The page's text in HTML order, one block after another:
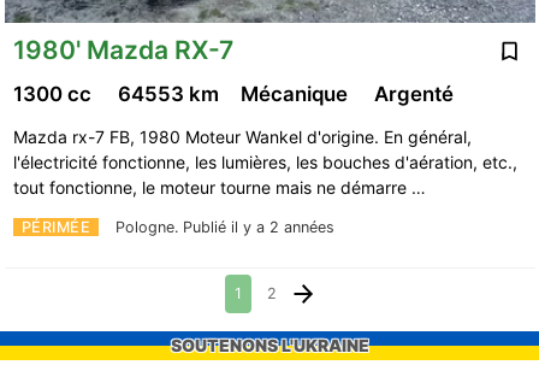
1980' Mazda RX-7
PÉRIMÉE Pologne. Publié il y a 2 années
1300 cc 64553 km Mécanique Argenté
Mazda rx-7 FB, 1980 Moteur Wankel d'origine. En général,
l'électricité fonctionne, les lumières, les bouches d'aération, etc.,
tout fonctionne, le moteur tourne mais ne démarre …
1 2
SOUTENONS L'UKRAINE